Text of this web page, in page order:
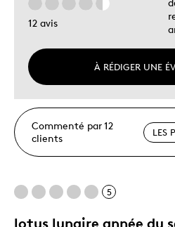
12 avis
À RÉDIGER UNE
Commenté par 12
clients
5
lotus lunaire année du